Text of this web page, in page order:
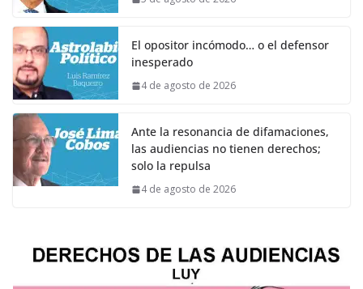
El opositor incómodo… o el defensor
inesperado
4 de agosto de 2026
Ante la resonancia de difamaciones,
las audiencias no tienen derechos;
solo la repulsa
4 de agosto de 2026